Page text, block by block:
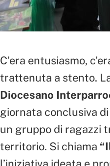
C’era entusiasmo,
trattenuta a stento.
Diocesano
giornata conclusiva
un gruppo di ragazzi
territorio. Si chiama